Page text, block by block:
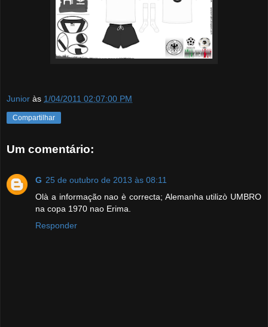
Junior às 1/04/2011 02:07:00 PM
Compartilhar
Um comentário:
G 25 de outubro de 2013 às 08:11
Olà a informação nao è correcta; Alemanha utilizò UMBRO
na copa 1970 nao Erima.
Responder